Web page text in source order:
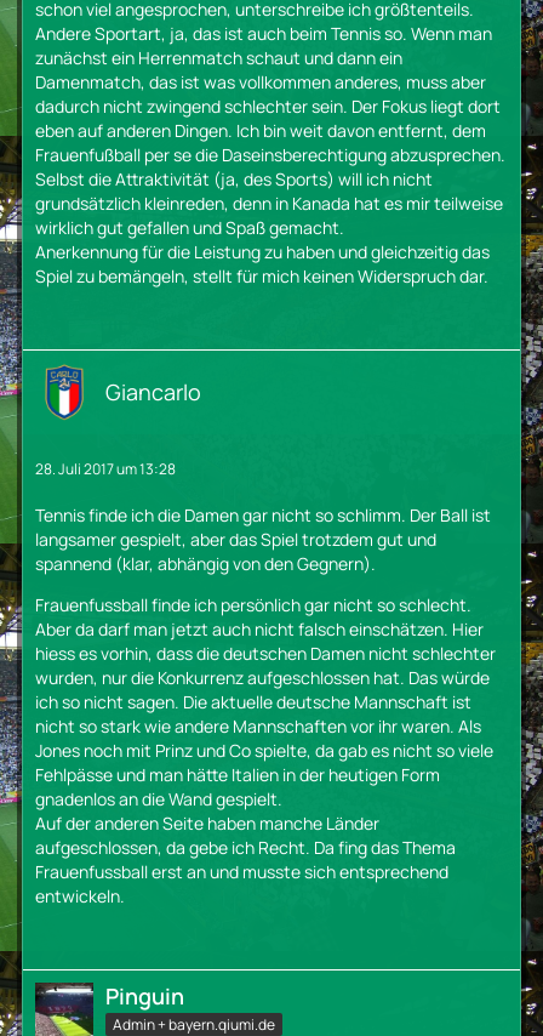
schon viel angesprochen, unterschreibe ich größtenteils.
Andere Sportart, ja, das ist auch beim Tennis so. Wenn man
zunächst ein Herrenmatch schaut und dann ein
Damenmatch, das ist was vollkommen anderes, muss aber
dadurch nicht zwingend schlechter sein. Der Fokus liegt dort
eben auf anderen Dingen. Ich bin weit davon entfernt, dem
Frauenfußball per se die Daseinsberechtigung abzusprechen.
Selbst die Attraktivität (ja, des Sports) will ich nicht
grundsätzlich kleinreden, denn in Kanada hat es mir teilweise
wirklich gut gefallen und Spaß gemacht.
Anerkennung für die Leistung zu haben und gleichzeitig das
Spiel zu bemängeln, stellt für mich keinen Widerspruch dar.
Giancarlo
28. Juli 2017 um 13:28
Tennis finde ich die Damen gar nicht so schlimm. Der Ball ist
langsamer gespielt, aber das Spiel trotzdem gut und
spannend (klar, abhängig von den Gegnern).
Frauenfussball finde ich persönlich gar nicht so schlecht.
Aber da darf man jetzt auch nicht falsch einschätzen. Hier
hiess es vorhin, dass die deutschen Damen nicht schlechter
wurden, nur die Konkurrenz aufgeschlossen hat. Das würde
ich so nicht sagen. Die aktuelle deutsche Mannschaft ist
nicht so stark wie andere Mannschaften vor ihr waren. Als
Jones noch mit Prinz und Co spielte, da gab es nicht so viele
Fehlpässe und man hätte Italien in der heutigen Form
gnadenlos an die Wand gespielt.
Auf der anderen Seite haben manche Länder
aufgeschlossen, da gebe ich Recht. Da fing das Thema
Frauenfussball erst an und musste sich entsprechend
entwickeln.
Pinguin
Admin + bayern.qiumi.de